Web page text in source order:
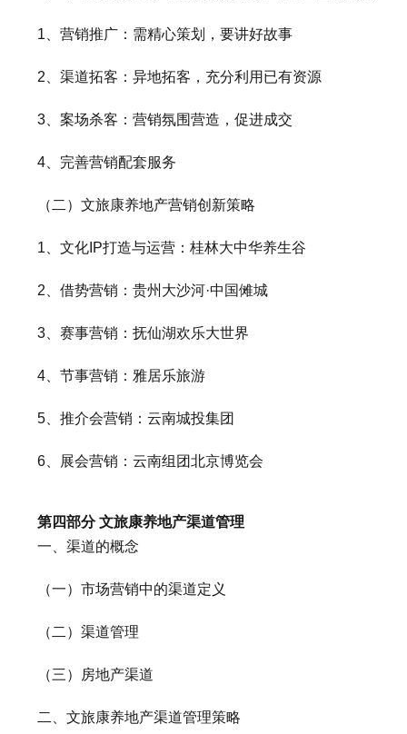
1、营销推广：需精心策划，要讲好故事
2、渠道拓客：异地拓客，充分利用已有资源
3、案场杀客：营销氛围营造，促进成交
4、完善营销配套服务
（二）文旅康养地产营销创新策略
1、文化IP打造与运营：桂林大中华养生谷
2、借势营销：贵州大沙河·中国傩城
3、赛事营销：抚仙湖欢乐大世界
4、节事营销：雅居乐旅游
5、推介会营销：云南城投集团
6、展会营销：云南组团北京博览会
第四部分 文旅康养地产渠道管理
一、渠道的概念
（一）市场营销中的渠道定义
（二）渠道管理
（三）房地产渠道
二、文旅康养地产渠道管理策略